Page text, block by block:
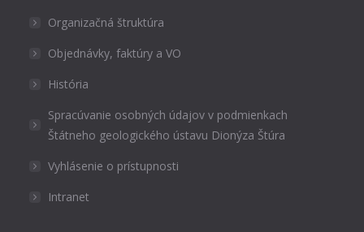
Organizačná štruktúra
Objednávky, faktúry a VO
História
Spracúvanie osobných údajov v podmienkach
Štátneho geologického ústavu Dionýza Štúra
Vyhlásenie o prístupnosti
Intranet